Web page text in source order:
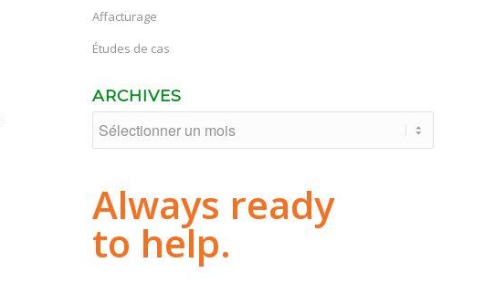
Affacturage
Études de cas
ARCHIVES
Always ready
to help.